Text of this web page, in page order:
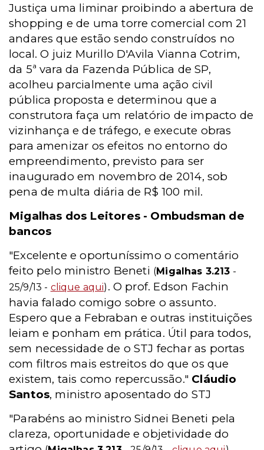
Justiça uma liminar proibindo a abertura de
shopping e de uma torre comercial com 21
andares que estão sendo construídos no
local. O juiz Murillo D'Avila Vianna Cotrim,
da 5ª vara da Fazenda Pública de SP,
acolheu parcialmente uma ação civil
pública proposta e determinou que a
construtora faça um relatório de impacto de
vizinhança e de tráfego, e execute obras
para amenizar os efeitos no entorno do
empreendimento, previsto para ser
inaugurado em novembro de 2014, sob
pena de multa diária de R$ 100 mil.
Migalhas dos Leitores - Ombudsman de
bancos
"Excelente e oportuníssimo o comentário
feito pelo ministro Beneti (Migalhas 3.213 -
25/9/13 - clique aqui) . O prof. Edson Fachin
havia falado comigo sobre o assunto.
Espero que a Febraban e outras instituições
leiam e ponham em prática. Útil para todos,
sem necessidade de o STJ fechar as portas
com filtros mais estreitos do que os que
existem, tais como repercussão." Cláudio
Santos, ministro aposentado do STJ
"Parabéns ao ministro Sidnei Beneti pela
clareza, oportunidade e objetividade do